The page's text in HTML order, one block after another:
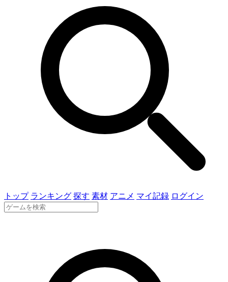
トップ ランキング 探す 素材 アニメ マイ記録 ログイン